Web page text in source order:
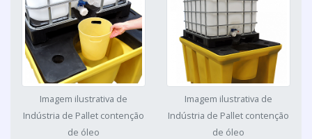
Imagem ilustrativa de
Indústria de Pallet contenção
de óleo
Imagem ilustrativa de
Indústria de Pallet contenção
de óleo